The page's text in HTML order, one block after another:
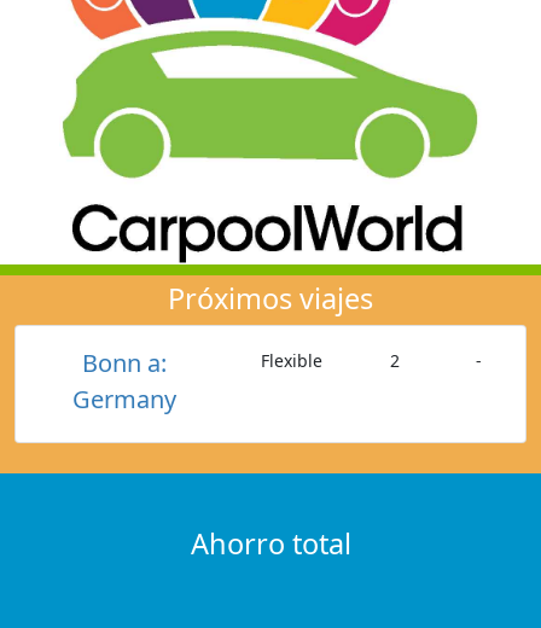
Próximos viajes
Bonn a:
Germany
Flexible 2 -
Ahorro total